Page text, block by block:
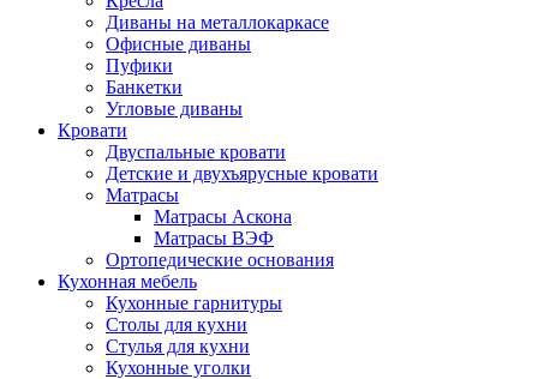
Диваны на металлокаркасе
Офисные диваны
Пуфики
Банкетки
Угловые диваны
Кровати
Двуспальные кровати
Детские и двухъярусные кровати
Матрасы
Матрасы Аскона
Матрасы ВЭФ
Ортопедические основания
Кухонная мебель
Кухонные гарнитуры
Столы для кухни
Стулья для кухни
Кухонные уголки